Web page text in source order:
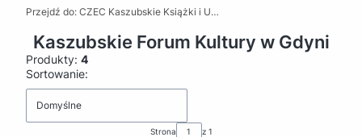
Przejdź do: CZEC Kaszubskie Książki i Upominki - Pamiątki z Kaszub
Kaszubskie Forum Kultury w Gdyni
Produkty: 4
Lista produktów
Sortowanie:
Domyślne
Strona z 1